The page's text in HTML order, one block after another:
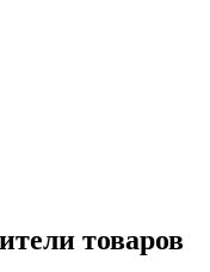
товаров